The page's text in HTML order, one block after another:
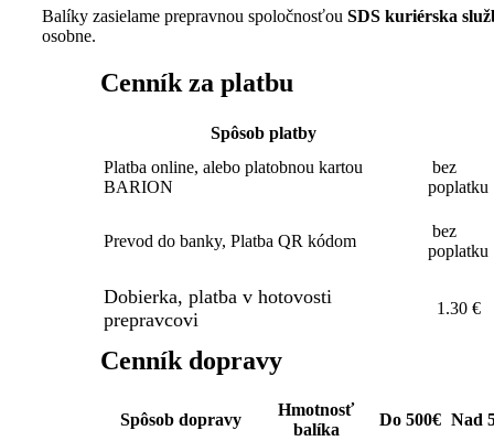
Balíky zasielame prepravnou spoločnosťou SDS kuriérska
osobne.
Cenník za platbu
Spôsob platby
Platba online, alebo platobnou kartou
BARION
bez
poplatku
Prevod do banky, Platba QR kódom
bez
poplatku
Dobierka, platba v hotovosti
prepravcovi
1.30 €
Cenník dopravy
Spôsob dopravy
Hmotnosť
balíka
Do 500€ Nad